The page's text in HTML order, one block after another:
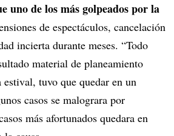
uno de los más golpeados por la
de espectáculos, cancelación
incierta durante meses. “Todo
material de planeamiento
tuvo que quedar en un
casos se malograra por
más afortunados quedara en